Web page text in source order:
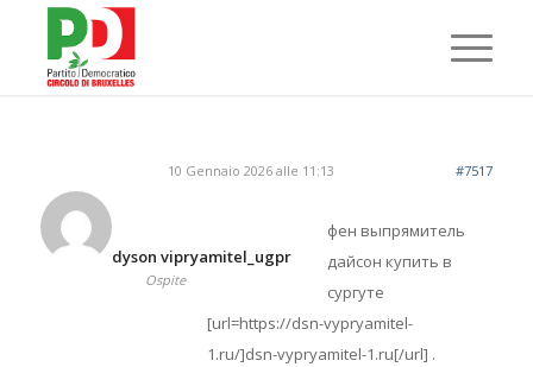
10 Gennaio 2026 alle 11:13 #7517
dyson vipryamitel_ugpr
Ospite
фен выпрямитель
дайсон купить в
сургуте
[url=https://dsn-vypryamitel-
1.ru/]dsn-vypryamitel-1.ru[/url] .